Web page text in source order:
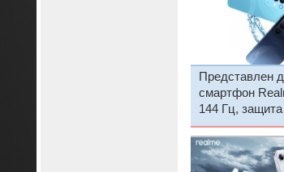
Представлен
смартфон
144 Гц,
7000 мА·ч за